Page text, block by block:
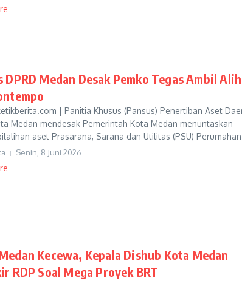
DPRD Medan Desak Pemko Tegas Ambil Alih
| Panitia Khusus (Pansus) Penertiban Aset
Medan mendesak Pemerintah Kota Medan menuntaskan
aset Prasarana, Sarana dan Utilitas (PSU)
Senin, 8 Juni 2026
Kecewa, Kepala Dishub Kota Medan
RDP Soal Mega Proyek BRT